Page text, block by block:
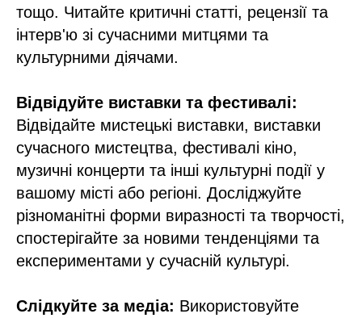
тощо. Читайте критичні статті, рецензії та
інтерв'ю зі сучасними митцями та
культурними діячами.
Відвідуйте виставки та фестивалі:
Відвідайте мистецькі виставки, виставки
сучасного мистецтва, фестивалі кіно,
музичні концерти та інші культурні події у
вашому місті або регіоні. Досліджуйте
різноманітні форми виразності та творчості,
спостерігайте за новими тенденціями та
експериментами у сучасній культурі.
Слідкуйте за медіа: Використовуйте